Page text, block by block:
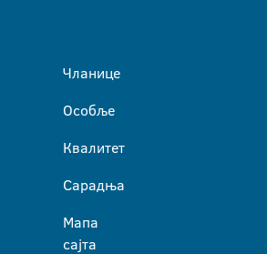
Чланице
Особље
Квалитет
Сарадња
Мапа
сајта